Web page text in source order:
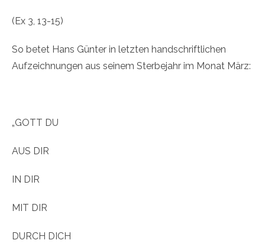
(Ex 3, 13-15)
So betet Hans Günter in letzten handschriftlichen
Aufzeichnungen aus seinem Sterbejahr im Monat März:
„GOTT DU
AUS DIR
IN DIR
MIT DIR
DURCH DICH